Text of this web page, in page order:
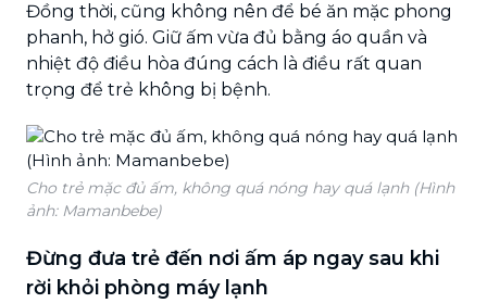
Đồng thời, cũng không nên để bé ăn mặc phong
phanh, hở gió. Giữ ấm vừa đủ bằng áo quần và
nhiệt độ điều hòa đúng cách là điều rất quan
trọng để trẻ không bị bệnh.
Cho trẻ mặc đủ ấm, không quá nóng hay quá lạnh (Hình
ảnh: Mamanbebe)
Đừng đưa trẻ đến nơi ấm áp ngay sau khi
rời khỏi phòng máy lạnh